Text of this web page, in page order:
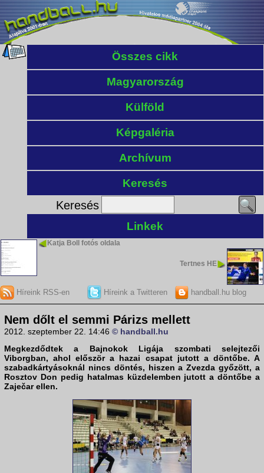
Összes cikk
Magyarország
Külföld
Képgaléria
Archívum
Keresés
Keresés
Linkek
Katja Boll fotós oldala
Tertnes HE
Híreink RSS-en Híreink a Twitteren handball.hu blog
Nem dőlt el semmi Párizs mellett
2012. szeptember 22. 14:46 © handball.hu
Megkezdődtek a Bajnokok Ligája szombati selejtezői
Viborgban, ahol először a hazai csapat jutott a döntőbe. A
szabadkártyásoknál nincs döntés, hiszen aZvezda győzött, a
Rosztov Don pedig hatalmas küzdelemben jutott a döntőbe a
Zaječar ellen.